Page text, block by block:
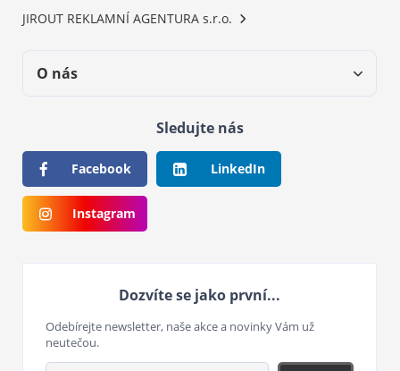
JIROUT REKLAMNÍ AGENTURA s.r.o.
O nás
Sledujte nás
Facebook LinkedIn
Instagram
Dozvíte se jako první...
Odebírejte newsletter, naše akce a novinky Vám už
neutečou.